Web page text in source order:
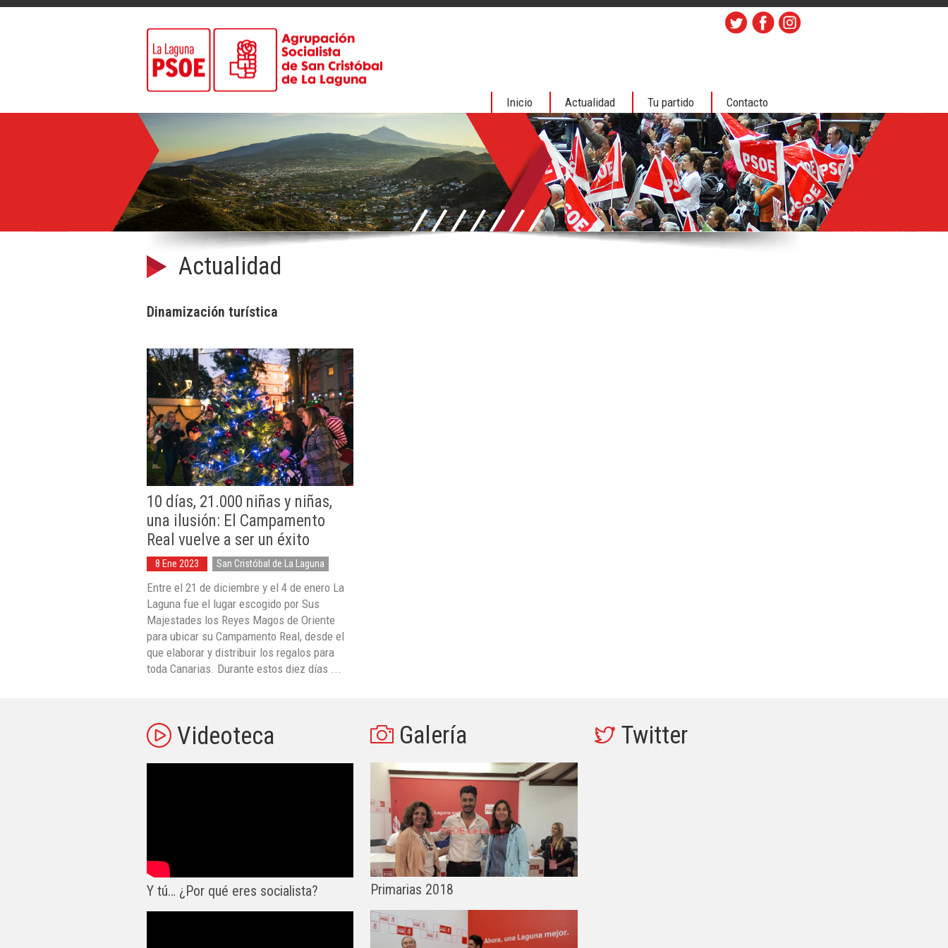
Inicio Actualidad Tu partido Contacto
Actualidad
Dinamización turística
10 días, 21.000 niñas y niñas,
una ilusión: El Campamento
Real vuelve a ser un éxito
8 Ene 2023 San Cristóbal de La Laguna
Entre el 21 de diciembre y el 4 de enero La
Laguna fue el lugar escogido por Sus
Majestades los Reyes Magos de Oriente
para ubicar su Campamento Real, desde el
que elaborar y distribuir los regalos para
toda Canarias. Durante estos diez días ...
Videoteca
Y tú… ¿Por qué eres socialista?
Galería
Primarias 2018
Twitter